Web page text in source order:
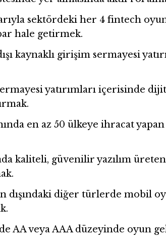
sektördeki her 4 fintech
hale getirmek.
girişim sermayesi
yatırımları içerisinde
en az 50 ülkeye ihracat yapan
güvenilir yazılım üreten
diğer türlerde mobil
veya AAA düzeyinde oyun